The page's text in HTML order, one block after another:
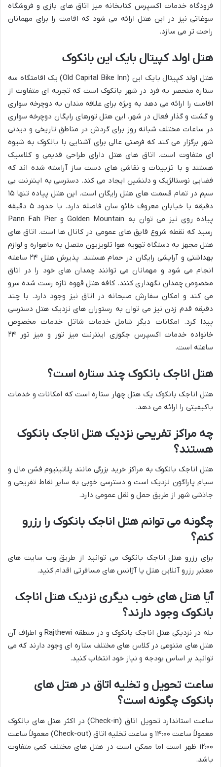
فرودگاه خدمات اکسپرس کتابخانه میز اتاق های بازی و فروشگاه
سوغاتی نیز در این هتل ارائه می شود که اقامت را برای مهمانان
راحت تر می سازد.
هتل اولد کپیتال بایک این بانکوک
هتل اولد کپیتال بایک این (Old Capital Bike Inn) یک اقامتگاه سه
ستاره منحصر به فرد در شهر بانکوک است که تجربه ای متفاوت از
اقامت را ارائه می دهد به ویژه برای علاقه مندان به دوچرخه سواری
و گشت و گذار فعال در شهر. این هتل تورهای رایگان دوچرخه سواری
در ساعات مختلف شبانه روز برای گردش در مناطق تاریخی و دیدنی
شهر برگزار می کند که فرصتی عالی برای آشنایی با بانکوک به شیوه
ای متفاوت است. اتاق های هتل دارای طراحی قدیمی و کلاسیک
هستند و با تزیینات و نقاشی های دست ساز آراسته شده اند که
فضایی نوستالژیک و دلنشین ایجاد می کند. دسترسی به اینترنت بی
سیم در تمام قسمت های هتل رایگان است. این هتل پیاده تنها ۱۵
دقیقه با خیابان معروف خائو سان فاصله دارد. با حدود ۵ دقیقه
پیاده روی نیز می توان به Golden Mountain و Pann Fah Pier
رسید که نقطه شروع قایق های عمومی در کانال ها است. اتاق های
هتل مجهز به دستگاه تهویه هوا تلویزیون متصل به ماهواره و لوازم
بهداشتی و آرایشی رایگان در حمام هستند. پذیرش هتل ۲۴ ساعته
انجام می شود و مهمانان می توانند چمدان های خود را در اتاق
مخصوص چمدان نگهداری کنند. کافه هتل قهوه تازه رست شده سرو
می کند و امکان سفارش صبحانه در اتاق نیز وجود دارد. با چند
دقیقه قدم زدن نیز می توان به رستوران های نزدیک هتل دسترسی
پیدا کرد. امکانات دیگر شامل خدمات شاتل خدمات مخصوص
خانواده خدمات اکسپرس جکوزی اینترنت میز تور و میز تور ۲۴
ساعته است.
هتل اناجک بانکوک چند ستاره است؟
هتل اناجک بانکوک یک هتل چهار ستاره است که امکانات و خدمات
باکیفیتی را ارائه می دهد.
چه مراکز تفریحی نزدیک هتل اناجک بانکوک
هستند؟
هتل اناجک بانکوک به مراکز خرید بزرگی مانند پلاتینیوم فشن مال و
سیام پاراگون نزدیک است و دسترسی خوبی به سایر نقاط تفریحی و
جاذشی شهر از طریق حمل و نقل عمومی دارد.
چگونه می توانم هتل اناجک بانکوک را رزرو
کنم؟
برای رزرو هتل اناجک بانکوک می توانید از طریق وب سایت های
معتبر رزرو آنلاین هتل یا آژانس های مسافرتی اقدام کنید.
آیا هتل های خوب دیگری نزدیک هتل اناجک
بانکوک وجود دارند؟
بله در نزدیکی هتل اناجک بانکوک و در منطقه Rajthewi و اطراف آن
هتل های متنوعی در کلاس های مختلف ستاره ای وجود دارند که می
توانید بر اساس بودجه و نیاز خود انتخاب کنید.
ساعت تحویل و تخلیه اتاق در هتل های
بانکوک چگونه است؟
ساعت استاندارد تحویل اتاق (Check-in) در اکثر هتل های بانکوک
معمولاً ساعت ۱۴:۰۰ و ساعت تخلیه اتاق (Check-out) معمولاً ساعت
۱۲:۰۰ ظهر است اما ممکن است در هتل های مختلف کمی متفاوت
باشد.